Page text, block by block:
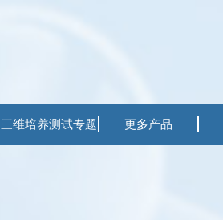
三维培养测试专题 更多产品